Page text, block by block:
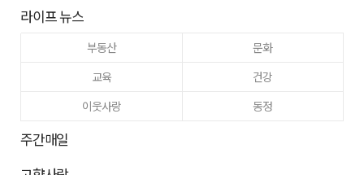
라이프 뉴스
부동산
문화
교육
건강
이웃사랑
동정
주간매일